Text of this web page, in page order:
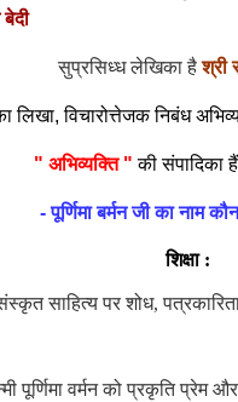
बेदी
सुप्रसिध्ध लेखिका हैश्री
लिखा, विचारोत्तेजक निबंध
" अभिव्यक्ति "की संपादिका हैं
- पूर्णिमा बर्मन जी का नाम
शिक्षा :
संस्कृत साहित्य पर शोध,
पूर्णिमा वर्मन को प्रकृति प्रेम